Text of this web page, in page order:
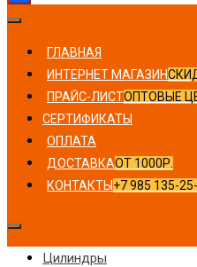
ГЛАВНАЯ
ИНТЕРНЕТ МАГАЗИН
ПРАЙС-ЛИСТОПТОВЫЕ
СЕРТИФИКАТЫ
ОПЛАТА
ДОСТАВКАОТ 1000Р.
КОНТАКТЫ +7 985 135-
Цилиндры